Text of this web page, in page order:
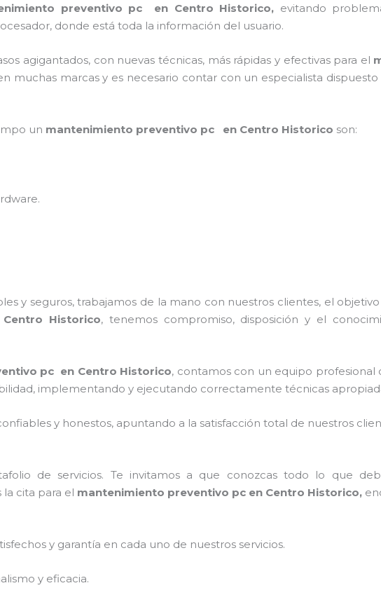
preventivo pc en Centro Historico, evitando
donde está toda la información del usuario.
agigantados, con nuevas técnicas, más rápidas y efectivas para el
muchas marcas y es necesario contar con un especialista
un mantenimiento preventivo pc en Centro Historico son:
.
y seguros, trabajamos de la mano con nuestros clientes, el
Historico, tenemos compromiso, disposición y el
pc en Centro Historico, contamos con un equipo profesional
implementando y ejecutando correctamente técnicas
y honestos, apuntando a la satisfacción total de nuestros
de servicios. Te invitamos a que conozcas todo lo que
cita para el mantenimiento preventivo pc en Centro Historico,
y garantía en cada uno de nuestros servicios.
y eficacia.